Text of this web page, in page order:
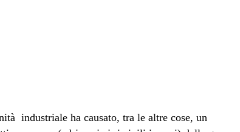
industriale ha causato, tra le altre cose, un